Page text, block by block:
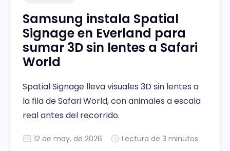
Samsung instala Spatial
Signage en Everland para
sumar 3D sin lentes a Safari
World
Spatial Signage lleva visuales 3D sin lentes a
la fila de Safari World, con animales a escala
real antes del recorrido.
12 de may. de 2026 Lectura de 3 minutos